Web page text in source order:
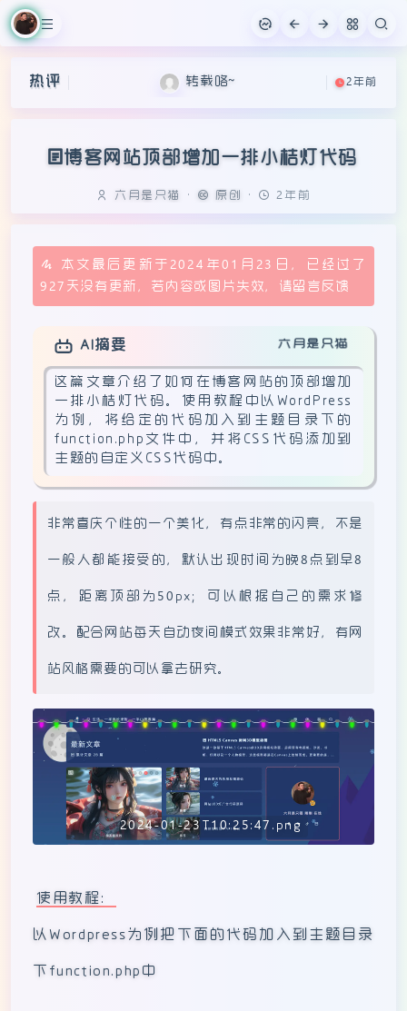
热评
2年前
转载咯~ 2年前
博客网站顶部增加一排小桔灯代码
六月是只猫 · 原创 · 2年前
本文最后更新于2024年01月23日，已经过了
927天没有更新，若内容或图片失效，请留言反馈
AI摘要 六月是只猫
这篇文章介绍了如何在博客网站的顶部增加
一排小桔灯代码。使用教程中以WordPress
为例，将给定的代码加入到主题目录下的
function.php文件中，并将CSS代码添加到
主题的自定义CSS代码中。
非常喜庆个性的一个美化，有点非常的闪亮，不是
一般人都能接受的，默认出现时间为晚8点到早8
点，距离顶部为50px；可以根据自己的需求修
改。配合网站每天自动夜间模式效果非常好，有网
站风格需要的可以拿去研究。
2024-01-23T10:25:47.png
使用教程：
以Wordpress为例把下面的代码加入到主题目录
下function.php中